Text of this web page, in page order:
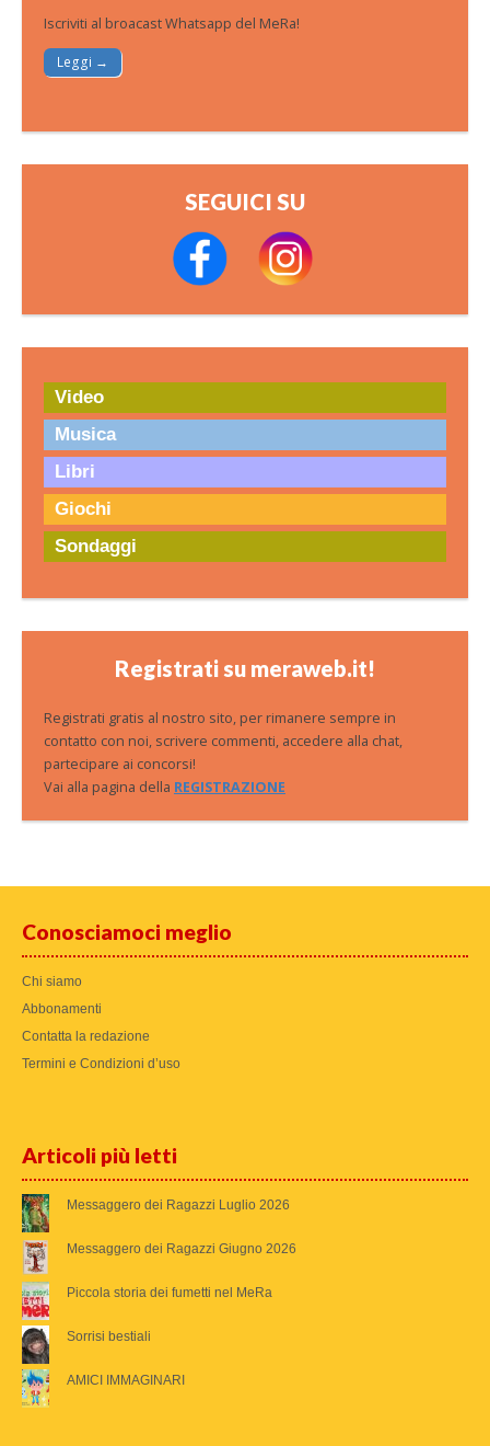
Iscriviti al broacast Whatsapp del MeRa!
Leggi →
SEGUICI SU
Video
Musica
Libri
Giochi
Sondaggi
Registrati su meraweb.it!
Registrati gratis al nostro sito, per rimanere sempre in
contatto con noi, scrivere commenti, accedere alla chat,
partecipare ai concorsi!
Vai alla pagina della REGISTRAZIONE
Conosciamoci meglio
Chi siamo
Abbonamenti
Contatta la redazione
Termini e Condizioni d’uso
Articoli più letti
Messaggero dei Ragazzi Luglio 2026
Messaggero dei Ragazzi Giugno 2026
Piccola storia dei fumetti nel MeRa
Sorrisi bestiali
AMICI IMMAGINARI